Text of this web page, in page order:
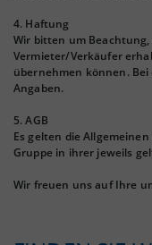
4. Haftung
Wir bitten um Beachtung,
Vermieter/Verkäufer
übernehmen können.
Angaben.
5. AGB
Es gelten die
Gruppe in ihrer jeweils
Wir freuen uns auf Ihre